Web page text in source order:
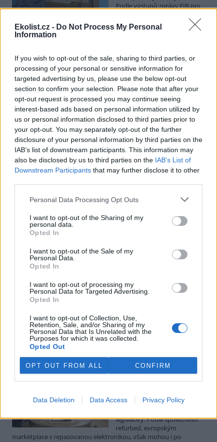
Ekolist.cz - Do Not Process My Personal
Information
If you wish to opt-out of the sale, sharing to third parties, or
processing of your personal or sensitive information for
targeted advertising by us, please use the below opt-out
section to confirm your selection. Please note that after your
opt-out request is processed you may continue seeing
interest-based ads based on personal information utilized by
us or personal information disclosed to third parties prior to
your opt-out. You may separately opt-out of the further
disclosure of your personal information by third parties on the
IAB’s list of downstream participants. This information may
also be disclosed by us to third parties on the IAB’s List of
Downstream Participants that may further disclose it to other
Personal Data Processing Opt Outs
I want to opt-out of the Sharing of my
personal data.
Opted In
I want to opt-out of the Sale of my
Personal Data.
Opted In
I want to opt-out of processing my
Personal Data for Targeted Advertising.
Opted In
I want to opt-out of Collection, Use,
Retention, Sale, and/or Sharing of my
Personal Data that Is Unrelated with the
Purposes for which it was collected.
Opted Out
OPT OUT FROM ALL CONFIRM
Data Deletion Data Access Privacy Policy
Podle výstupů zprávy EIB pro
se to týká přibližně 1,1 milionu lidí, tedy zhruba 40 % osob žijících v
nájmu. K řešení krize dostupnosti bydlení je kromě nové výstavby
centrech obcí, a zároveň snižovat jeho dlouhodobé provozní
náklady. Desetina českých domácností totiž vydává na bydlení více
než 40 % svých příjmů.
Greenpeace: Podpora moratoria na hlubokomořskou
těžbu vzrostla na 46 států. ČR mezi nimi zatím chybí
4.8.2026
Diskuse: 3
Přes víkend skončilo 31. Valné
shromáždění Mezinárodního
úřadu pro mořské dno (ISA),
kde měla své zastoupení i
Česká republika. Zasedání
skončilo zklamáním, protože se vládám členských států nepodařilo
nebudou tolerovány.
Luboš Pavlovič: Veřejnost může do poloviny srpna
připomínkovat plavební kanál u Přelouče
3.8.2026
Diskuse: 16
července 2026 zahájení
zjišťovacího řízení pro záměr
do Pardubic. Veřejnost může své vyjádření k vlivům této stavby na
životní prostředí poslat ministerstvu do 13. srpna 2026.
Kilian Kaminski: Evropa slibuje právo na opravu.
Budou ale opravy skutečně levnější?
1.8.2026
novou evropskou směrnici o
legislativy. Podle společnosti
refurbed, evropským
marketplace s repasovanou elektronikou, však mohou i po